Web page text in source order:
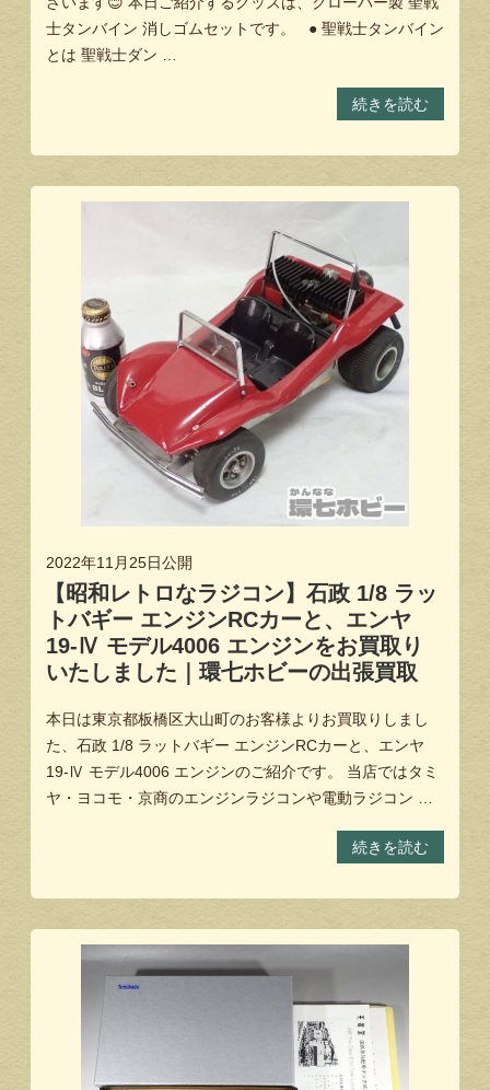
士タンバイン 消しゴムセットです。 ● 聖戦士タンバイン
とは 聖戦士ダン …
続きを読む
2022年11月25日公開
【昭和レトロなラジコン】石政 1/8 ラッ
トバギー エンジンRCカーと、エンヤ
19-Ⅳ モデル4006 エンジンをお買取り
いたしました｜環七ホビーの出張買取
本日は東京都板橋区大山町のお客様よりお買取りしまし
た、石政 1/8 ラットバギー エンジンRCカーと、エンヤ
19-Ⅳ モデル4006 エンジンのご紹介です。 当店ではタミ
ヤ・ヨコモ・京商のエンジンラジコンや電動ラジコン …
続きを読む